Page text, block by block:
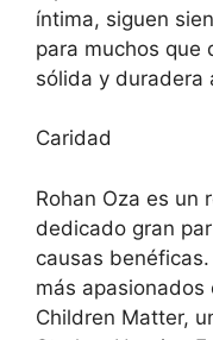
íntima, siguen
para muchos que
sólida y duradera
Caridad
Rohan Oza es un
dedicado gran
causas
más apasionados
Children Matter,